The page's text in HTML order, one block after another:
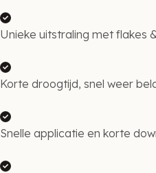
Unieke uitstraling met flakes
Korte droogtijd, snel weer
Snelle applicatie en korte